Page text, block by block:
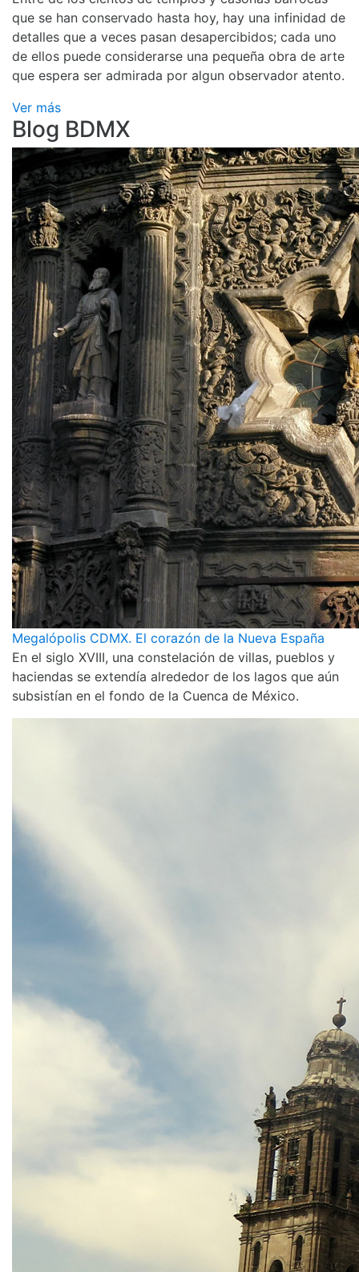
que se han conservado hasta hoy, hay una infinidad de
detalles que a veces pasan desapercibidos; cada uno
de ellos puede considerarse una pequeña obra de arte
que espera ser admirada por algun observador atento.
Ver más
Blog BDMX
Megalópolis CDMX. El corazón de la Nueva España
En el siglo XVIII, una constelación de villas, pueblos y
haciendas se extendía alrededor de los lagos que aún
subsistían en el fondo de la Cuenca de México.